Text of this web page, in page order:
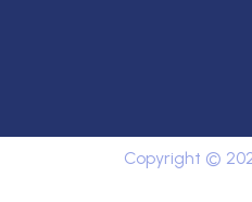
Copyright ©